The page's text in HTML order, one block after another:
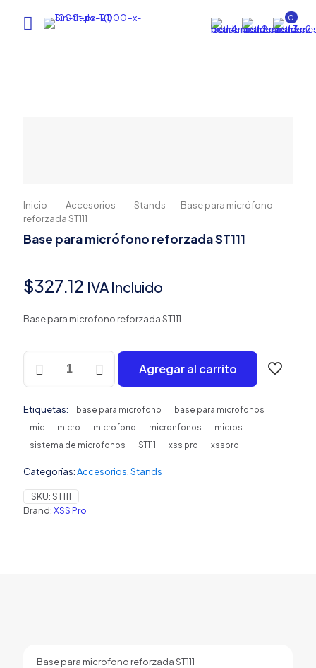
0
Inicio - Accesorios - Stands - Base para micrófono
reforzada ST111
Base para micrófono reforzada ST111
$327.12 IVA Incluido
Base para microfono reforzada ST111
Base
micrófono
ST111
cantidad
Agregar al carrito
Etiquetas: base para microfono
base para microfonos
mic
micro microfono micronfonos
micros
sistema de microfonos
ST111 xss pro xsspro
Categorías:Accesorios Stands
SKU:ST111
Brand:XSS Pro
Base para microfono reforzada ST111